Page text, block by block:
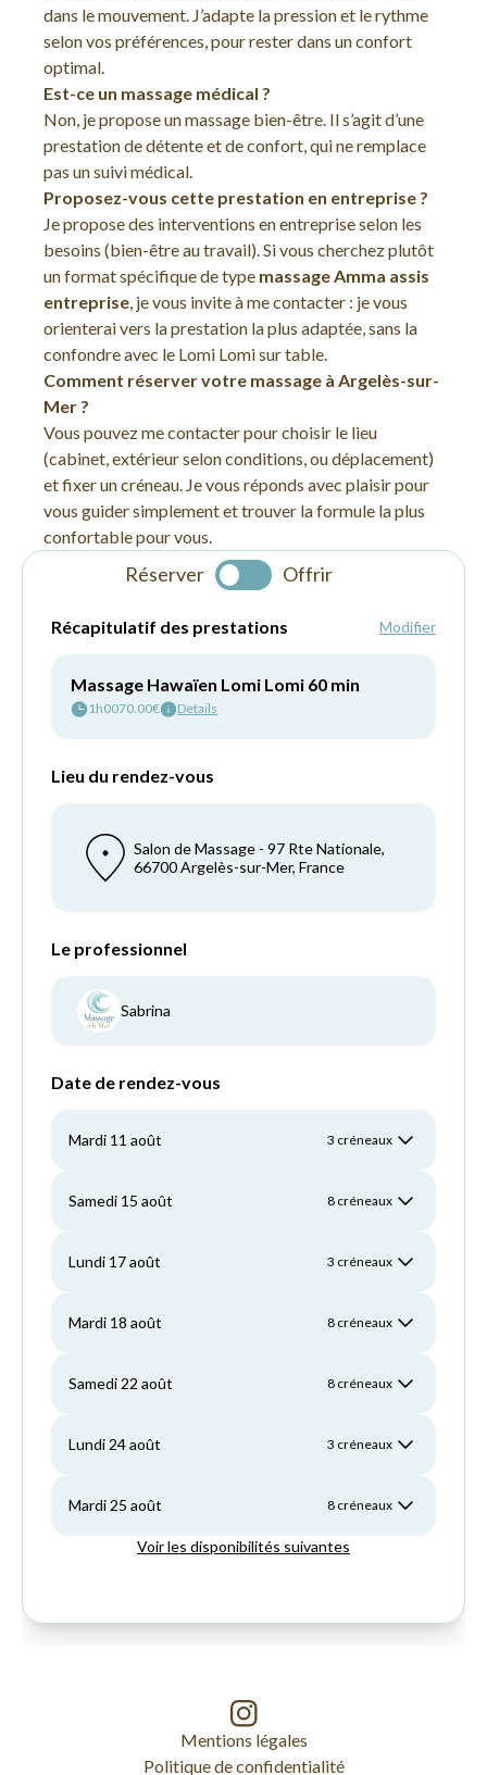
Réserver Offrir
dans le mouvement. J’adapte la pression et le rythme
selon vos préférences, pour rester dans un confort
optimal.
Est-ce un massage médical ?
Non, je propose un massage bien-être. Il s’agit d’une
prestation de détente et de confort, qui ne remplace
pas un suivi médical.
Proposez-vous cette prestation en entreprise ?
Je propose des interventions en entreprise selon les
besoins (bien-être au travail). Si vous cherchez plutôt
un format spécifique de type massage Amma assis
entreprise, je vous invite à me contacter : je vous
orienterai vers la prestation la plus adaptée, sans la
confondre avec le Lomi Lomi sur table.
Comment réserver votre massage à Argelès-sur-
Mer ?
Vous pouvez me contacter pour choisir le lieu
(cabinet, extérieur selon conditions, ou déplacement)
et fixer un créneau. Je vous réponds avec plaisir pour
vous guider simplement et trouver la formule la plus
confortable pour vous.
Mentions légales
Politique de confidentialité